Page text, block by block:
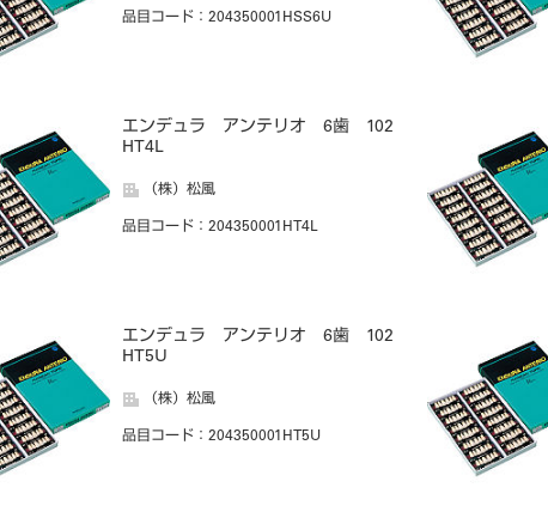
品目コード ：204350001HSS6U
エンデュラ アンテリオ 6歯 102
HT4L
（株）松風
品目コード ：204350001HT4L
エンデュラ アンテリオ 6歯 102
HT5U
（株）松風
品目コード ：204350001HT5U